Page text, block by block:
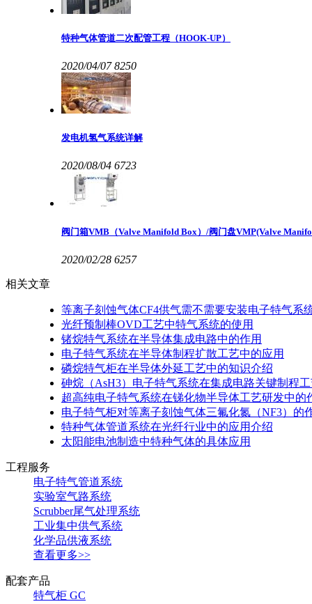
特种气体管道二次配管工程（HOOK-UP）
2020/04/07 8250
发电机氢气系统详解
2020/08/04 6723
阀门箱VMB（Valve Manifold Box）/阀门盘VMP(Valve
2020/02/28 6257
相关文章
等离子刻蚀气体CF4供气需不需要安装电子特气系
光纤预制棒OVD工艺中特气系统的使用
锗烷特气系统在半导体集成电路中的作用
电子特气系统在半导体制程扩散工艺中的应用
磷烷特气柜在半导体外延工艺中的知识介绍
砷烷（AsH3）电子特气系统在集成电路关键制程
超高纯电子特气系统在锑化物半导体工艺研发中的
电子特气柜对等离子刻蚀气体三氟化氮（NF3）的
特种气体管道系统在光纤行业中的应用介绍
太阳能电池制造中特种气体的具体应用
工程服务
电子特气管道系统
实验室气路系统
Scrubber尾气处理系统
工业集中供气系统
化学品供液系统
查看更多>>
配套产品
特气柜 GC